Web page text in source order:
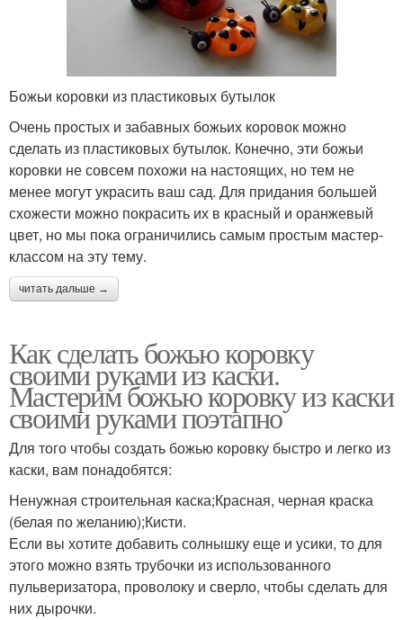
Божьи коровки из пластиковых бутылок
Очень простых и забавных божьих коровок можно
сделать из пластиковых бутылок. Конечно, эти божьи
коровки не совсем похожи на настоящих, но тем не
менее могут украсить ваш сад. Для придания большей
схожести можно покрасить их в красный и оранжевый
цвет, но мы пока ограничились самым простым мастер-
классом на эту тему.
читать дальше →
Как сделать божью коровку
своими руками из каски.
Мастерим божью коровку из каски
своими руками поэтапно
Для того чтобы создать божью коровку быстро и легко из
каски, вам понадобятся:
Ненужная строительная каска;Красная, черная краска
(белая по желанию);Кисти.
Если вы хотите добавить солнышку еще и усики, то для
этого можно взять трубочки из использованного
пульверизатора, проволоку и сверло, чтобы сделать для
них дырочки.